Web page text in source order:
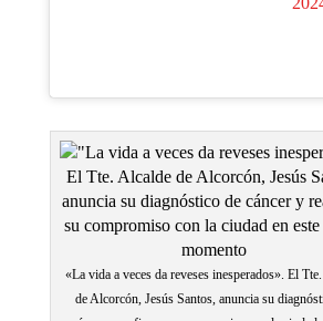
«La vida a veces da reveses inesperados». El
de Alcorcón, Jesús Santos, anuncia su